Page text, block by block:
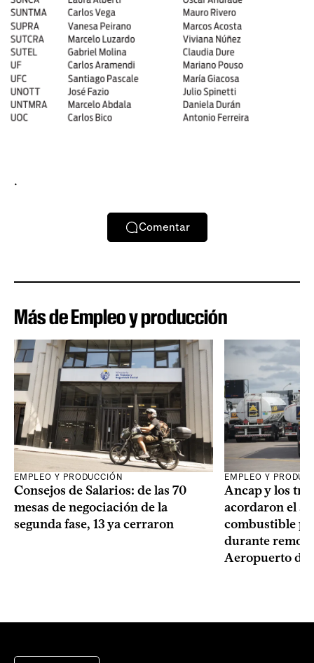
.
Comentar
Más de Empleo y producción
EMPLEO Y PRODUCCIÓN
Consejos de Salarios: de las 70
mesas de negociación de la
segunda fase, 13 ya cerraron
EMPLEO Y
Ancap y los
acordaron el
combustible
durante
Aeropuerto de